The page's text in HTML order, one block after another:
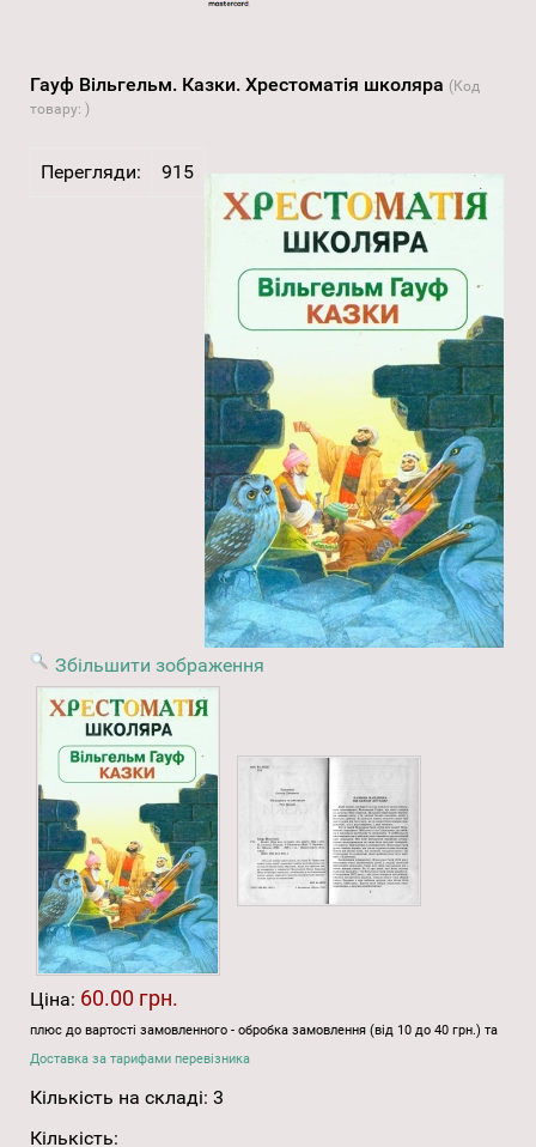
Гауф Вільгельм. Казки. Хрестоматія школяра (Код
товару: )
Перегляди: 915
Збільшити зображення
Ціна: 60.00 грн.
плюс до вартості замовленного - обробка замовлення (від 10 до 40 грн.) та
Доставка за тарифами перевізника
Кількість на складі: 3
Кількість: